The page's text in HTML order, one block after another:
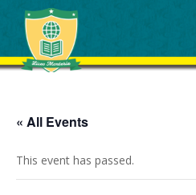
« All Events
This event has passed.